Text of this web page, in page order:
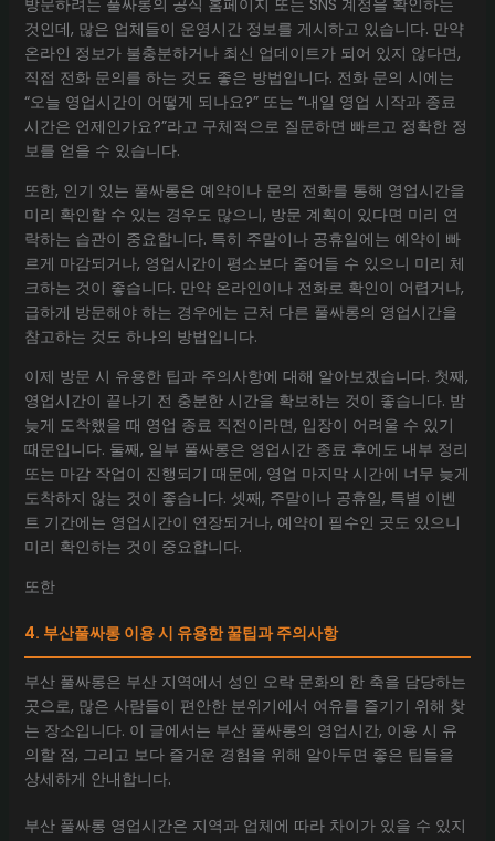
것인데, 많은 업체들이 운영시간 정보를 게시하고 있습니다. 만약
온라인 정보가 불충분하거나 최신 업데이트가 되어 있지 않다면,
직접 전화 문의를 하는 것도 좋은 방법입니다. 전화 문의 시에는
“오늘 영업시간이 어떻게 되나요?” 또는 “내일 영업 시작과 종료
시간은 언제인가요?”라고 구체적으로 질문하면 빠르고 정확한 정
보를 얻을 수 있습니다.
또한, 인기 있는 풀싸롱은 예약이나 문의 전화를 통해 영업시간을
미리 확인할 수 있는 경우도 많으니, 방문 계획이 있다면 미리 연
락하는 습관이 중요합니다. 특히 주말이나 공휴일에는 예약이 빠
르게 마감되거나, 영업시간이 평소보다 줄어들 수 있으니 미리 체
크하는 것이 좋습니다. 만약 온라인이나 전화로 확인이 어렵거나,
급하게 방문해야 하는 경우에는 근처 다른 풀싸롱의 영업시간을
참고하는 것도 하나의 방법입니다.
이제 방문 시 유용한 팁과 주의사항에 대해 알아보겠습니다. 첫째,
영업시간이 끝나기 전 충분한 시간을 확보하는 것이 좋습니다. 밤
늦게 도착했을 때 영업 종료 직전이라면, 입장이 어려울 수 있기
때문입니다. 둘째, 일부 풀싸롱은 영업시간 종료 후에도 내부 정리
또는 마감 작업이 진행되기 때문에, 영업 마지막 시간에 너무 늦게
도착하지 않는 것이 좋습니다. 셋째, 주말이나 공휴일, 특별 이벤
트 기간에는 영업시간이 연장되거나, 예약이 필수인 곳도 있으니
미리 확인하는 것이 중요합니다.
또한
4. 부산풀싸롱 이용 시 유용한 꿀팁과 주의사항
부산 풀싸롱은 부산 지역에서 성인 오락 문화의 한 축을 담당하는
곳으로, 많은 사람들이 편안한 분위기에서 여유를 즐기기 위해 찾
는 장소입니다. 이 글에서는 부산 풀싸롱의 영업시간, 이용 시 유
의할 점, 그리고 보다 즐거운 경험을 위해 알아두면 좋은 팁들을
상세하게 안내합니다.
부산 풀싸롱 영업시간은 지역과 업체에 따라 차이가 있을 수 있지